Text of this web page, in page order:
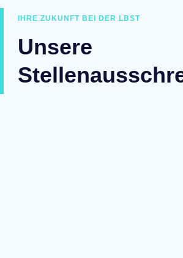
IHRE ZUKUNFT BEI DER LBST
Unsere